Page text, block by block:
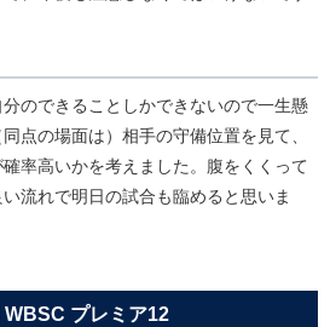
分のできることしかできないので一生懸
点の場面は）相手の守備位置を見て、
率高いかを考えました。腹をくくって
流れで明日の試合も臨めると思いま
WBSC プレミア12